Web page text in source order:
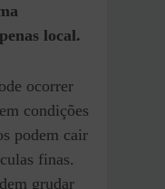
local.
ocorrer
condições
podem cair
finas.
grudar